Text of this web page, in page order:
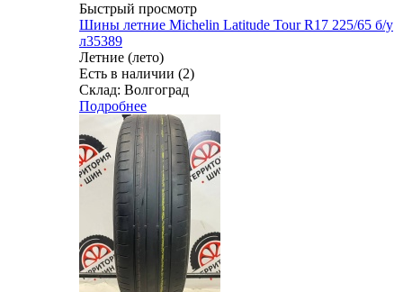
Быстрый просмотр
Шины летние Michelin Latitude Tour R17 225/65 б/у
л35389
Летние (лето)
Есть в наличии (2)
Склад: Волгоград
Подробнее